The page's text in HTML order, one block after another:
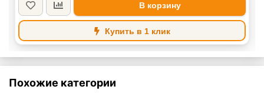
В корзину
Купить в 1 клик
Похожие категории